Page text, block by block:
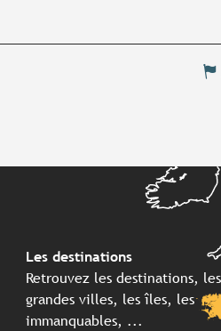
Les destinations
Retrouvez les destinations, les
grandes villes, les îles, les
immanquables, ...